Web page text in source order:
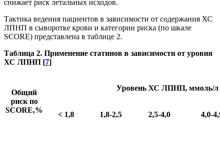
снижает риск летальных исходов.
Тактика ведения пациентов в зависимости от содержания ХС
ЛПНП в сыворотке крови и категории риска (по шкале
SCORE) представлена в таблице 2.
Таблица 2. Применение статинов в зависимости от уровня
ХС ЛПНП [7]
Общий
риск по
SCORE,%
Уровень ХС ЛПНП, ммоль/л
< 1,8 1,8-2,5 2,5-4,0 4,0-